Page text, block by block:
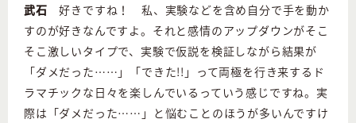
武石 好きですね！ 私、実験などを含め自分で手を動か
すのが好きなんですよ。それと感情のアップダウンがそこ
そこ激しいタイプで、実験で仮説を検証しながら結果が
「ダメだった……」「できた!!」って両極を行き来するド
ラマチックな日々を楽しんでいるっていう感じですね。実
際は「ダメだった……」と悩むことのほうが多いんですけ